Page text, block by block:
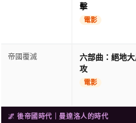
擊
電影
帝國覆滅
六部曲：絕地
攻
電影
🌌 後帝國時代｜曼達洛人的時代